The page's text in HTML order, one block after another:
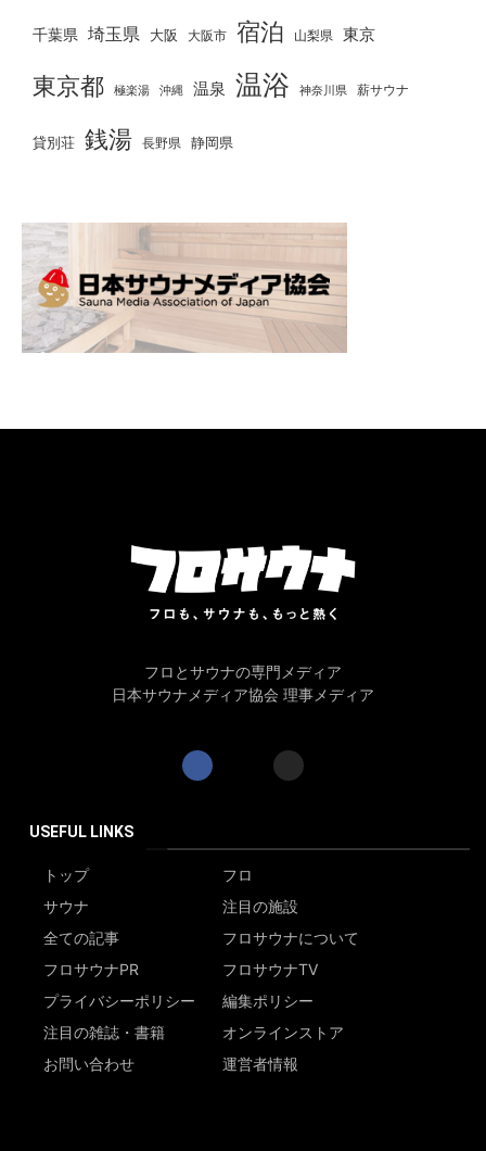
千葉県 埼玉県 大阪 大阪市 宿泊 山梨県 東京
東京都 極楽湯 沖縄 温泉 温浴 神奈川県 薪サウナ
貸別荘 銭湯 長野県 静岡県
フロとサウナの専門メディア
日本サウナメディア協会 理事メディア
USEFUL LINKS
トップ
フロ
サウナ
注目の施設
全ての記事
フロサウナについて
フロサウナPR
フロサウナTV
プライバシーポリシー
編集ポリシー
注目の雑誌・書籍
オンラインストア
お問い合わせ
運営者情報